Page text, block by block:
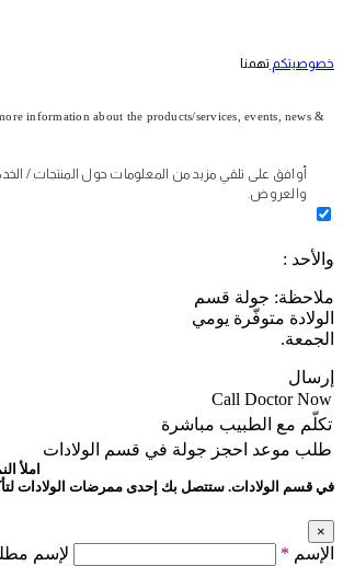
خصوصيتكم تهمنا
information about the products/services, events, news &
أوافق على تلقي مزيد من المعلومات حول المنتجات /
والعروض.
والأحد :
ملاحظة: جولة قسم
الولادة متوفّرة يومي
الجمعة.
إرسال
Call Doctor Now
تكلّم مع الطبيب مباشرة
طلب موعد احجز جولة في قسم الولادات
املأ
في قسم الولادات. ستتصل بك إحدى ممرضات الولادات
×
الإسم *
لإسم